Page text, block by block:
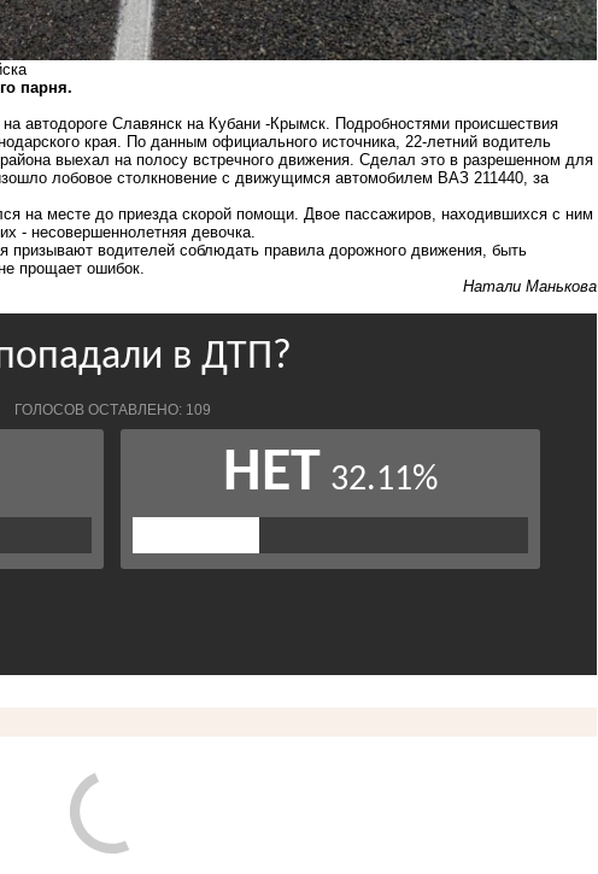
парня.
автодороге Славянск на Кубани -Крымск. Подробностями происшествия
края. По данным официального источника, 22-летний водитель
выехал на полосу встречного движения. Сделал это в разрешенном для
лобовое столкновение с движущимся автомобилем ВАЗ 211440, за
на месте до приезда скорой помощи. Двое пассажиров, находившихся с ним
- несовершеннолетняя девочка.
призывают водителей соблюдать правила дорожного движения, быть
прощает ошибок.
Натали Манькова